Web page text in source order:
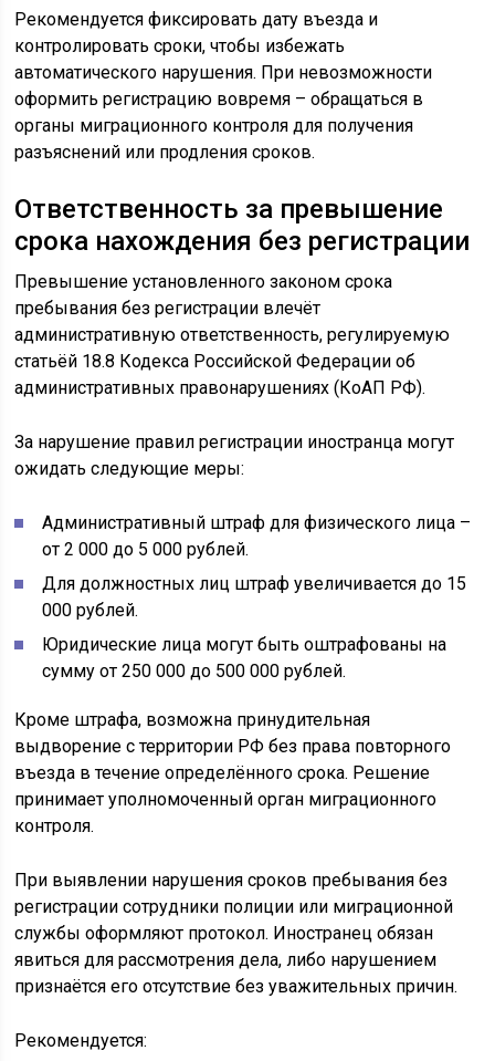
Рекомендуется фиксировать дату въезда и
контролировать сроки, чтобы избежать
автоматического нарушения. При невозможности
оформить регистрацию вовремя – обращаться в
органы миграционного контроля для получения
разъяснений или продления сроков.
Ответственность за превышение
срока нахождения без регистрации
Превышение установленного законом срока
пребывания без регистрации влечёт
административную ответственность, регулируемую
статьёй 18.8 Кодекса Российской Федерации об
административных правонарушениях (КоАП РФ).
За нарушение правил регистрации иностранца могут
ожидать следующие меры:
Административный штраф для физического лица –
от 2 000 до 5 000 рублей.
Для должностных лиц штраф увеличивается до 15
000 рублей.
Юридические лица могут быть оштрафованы на
сумму от 250 000 до 500 000 рублей.
Кроме штрафа, возможна принудительная
выдворение с территории РФ без права повторного
въезда в течение определённого срока. Решение
принимает уполномоченный орган миграционного
контроля.
При выявлении нарушения сроков пребывания без
регистрации сотрудники полиции или миграционной
службы оформляют протокол. Иностранец обязан
явиться для рассмотрения дела, либо нарушением
признаётся его отсутствие без уважительных причин.
Рекомендуется: